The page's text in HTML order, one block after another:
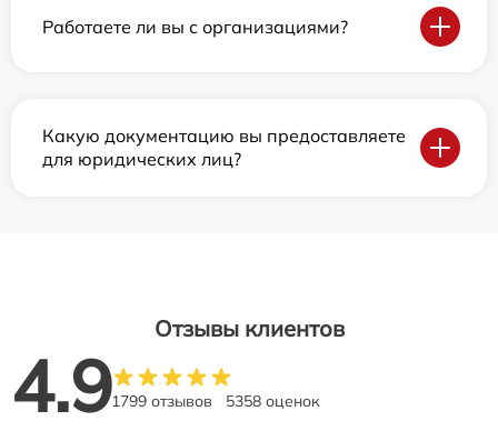
Работаете ли вы с организациями?
Какую документацию вы предоставляете
для юридических лиц?
Отзывы клиентов
4.91799 отзывов 5358 оценок